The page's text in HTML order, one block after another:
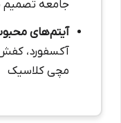
جامعه تصمیم
آیتم‌های
آکسفورد،
مچی کلاسیک